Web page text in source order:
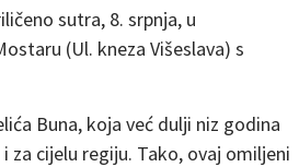
sutra, 8. srpnja, u
(Ul. kneza Višeslava) s
Buna, koja već dulji niz godina
za cijelu regiju. Tako, ovaj omiljeni